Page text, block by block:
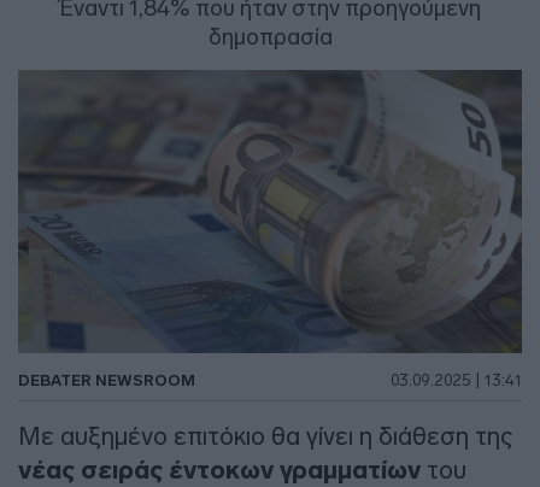
Έναντι 1,84% που ήταν στην προηγούμενη
δημοπρασία
DEBATER NEWSROOM 03.09.2025 | 13:41
Mε αυξημένο επιτόκιο θα γίνει η διάθεση της
νέας σειράς έντοκων γραμματίων του